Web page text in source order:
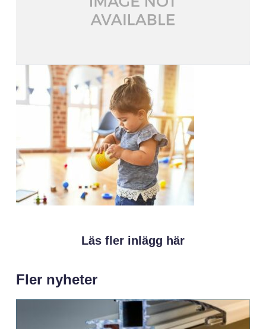
Läs fler inlägg här
Fler nyheter